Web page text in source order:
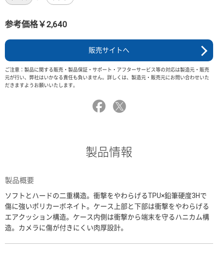
参考価格￥2,640
販売サイトへ
ご注意：製品に関する販売・製品保証・サポート・アフターサービス等の対応は製造元・販売
元が行い、弊社はいかなる責任も負いません。詳しくは、製造元・販売元にお問い合わせいた
だきますようお願いいたします。
製品情報
製品概要
ソフトとハードの二重構造。衝撃をやわらげるTPU×鉛筆硬度3Hで
傷に強いポリカーボネイト。ケース上部と下部は衝撃をやわらげる
エアクッション構造。ケース内側は衝撃から端末を守るハニカム構
造。カメラに傷が付きにくい肉厚設計。